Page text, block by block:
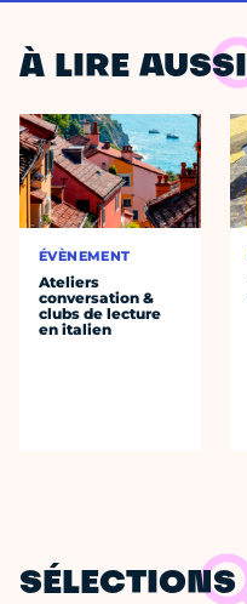
À LIRE AUSSI
ÉVÈNEMENT
Ateliers
conversation &
clubs de lecture
en italien
SÉLECTIONS